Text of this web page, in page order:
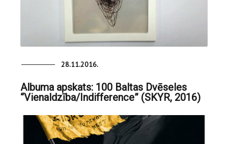
28.11.2016.
Albuma apskats: 100 Baltas Dvēseles
“Vienaldzība/Indifference” (SKYR, 2016)